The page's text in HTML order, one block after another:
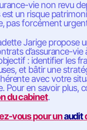
vie non revu
un risque
pas forcément
Jarige propose
d’assurance-vie
: identifier les
et bâtir une
avec votre
Pour en savoir plus,
du cabinet.
vous pour unaudit